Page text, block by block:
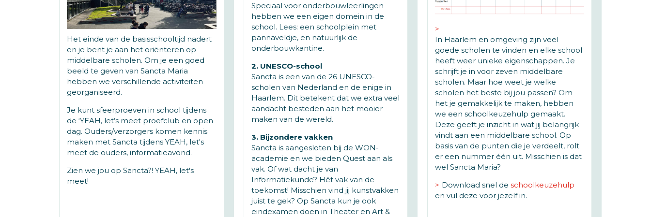
Het einde van de basisschooltijd nadert
en je bent je aan het oriënteren op
middelbare scholen. Om je een goed
beeld te geven van Sancta Maria
hebben we verschillende activiteiten
georganiseerd.
Je kunt sfeerproeven in school tijdens
de ‘YEAH, let’s meet proefclub en open
dag. Ouders/verzorgers komen kennis
maken met Sancta tijdens YEAH, let's
meet de ouders, informatieavond.
Zien we jou op Sancta?! YEAH, let's
meet!
Speciaal voor onderbouwleerlingen
hebben we een eigen domein in de
school. Lees: een schoolplein met
pannaveldje, en natuurlijk de
onderbouwkantine.
2. UNESCO-school
Sancta is een van de 26 UNESCO-
scholen van Nederland en de enige in
Haarlem. Dit betekent dat we extra veel
aandacht besteden aan het mooier
maken van de wereld.
3. Bijzondere vakken
Sancta is aangesloten bij de WON-
academie en we bieden Quest aan als
vak. Of wat dacht je van
Informatiekunde? Hét vak van de
toekomst! Misschien vind jij kunstvakken
juist te gek? Op Sancta kun je ook
eindexamen doen in Theater en Art &
In Haarlem en omgeving zijn veel
goede scholen te vinden en elke school
heeft weer unieke eigenschappen. Je
schrijft je in voor zeven middelbare
scholen. Maar hoe weet je welke
scholen het beste bij jou passen? Om
het je gemakkelijk te maken, hebben
we een schoolkeuzehulp gemaakt.
Deze geeft je inzicht in wat jij belangrijk
vindt aan een middelbare school. Op
basis van de punten die je verdeelt, rolt
er een nummer één uit. Misschien is dat
wel Sancta Maria?
Download snel deschoolkeuzehulp
en vul deze voor jezelf in.